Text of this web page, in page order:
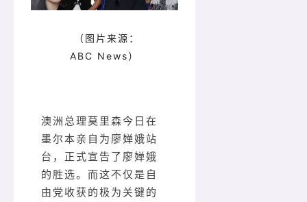
（图片来源：
ABC News）
澳洲总理莫里森今日在
墨尔本亲自 为廖婵娥站
台，正式宣告了廖婵娥
的胜选。而这不仅是自
由党收获的极为关键的